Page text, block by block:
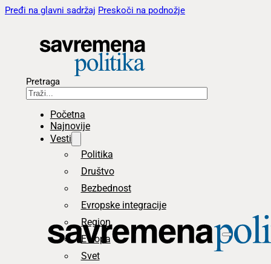
Pređi na glavni sadržaj Preskoči na podnožje
Pretraga
Početna
Najnovije
Vesti
Politika
Društvo
Bezbednost
Evropske integracije
Region
Evropa
Svet